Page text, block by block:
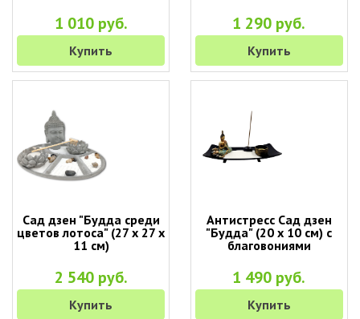
1 010 руб.
Купить
1 290 руб.
Купить
Сад дзен "Будда среди
цветов лотоса" (27 х 27 х
11 см)
2 540 руб.
Купить
Антистресс Сад дзен
"Будда" (20 х 10 см) с
благовониями
1 490 руб.
Купить